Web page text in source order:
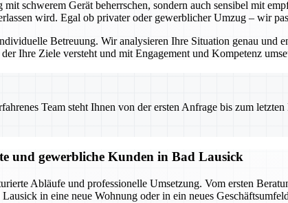
schwerem Gerät beherrschen, sondern auch sensibel mit
wird. Egal ob privater oder gewerblicher Umzug – wir
Betreuung. Wir analysieren Ihre Situation genau und
Ihre Ziele versteht und mit Engagement und Kompetenz
Team steht Ihnen von der ersten Anfrage bis zum
und gewerbliche Kunden in Bad Lausick
Abläufe und professionelle Umsetzung. Vom ersten
in eine neue Wohnung oder in ein neues